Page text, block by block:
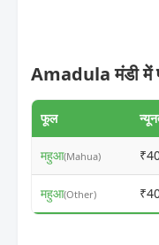
Amadula मंडी में
फूल
महुआ(Mahua)
महुआ(Other)